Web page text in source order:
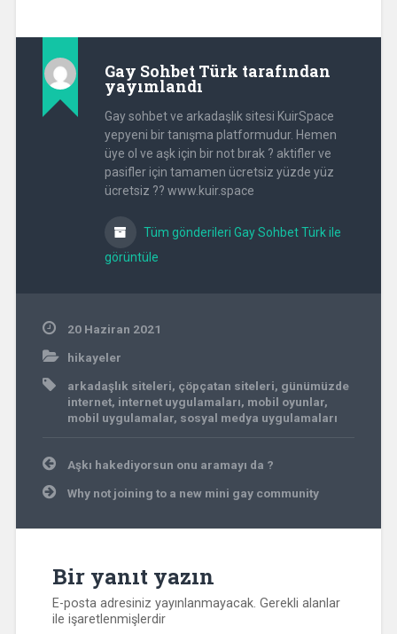
Gay Sohbet Türk tarafından
yayımlandı
Gay sohbet ve arkadaşlık sitesi KuirSpace
yepyeni bir tanışma platformudur. Hemen
üye ol ve aşk için bir not bırak ? aktifler ve
pasifler için tamamen ücretsiz yüzde yüz
ücretsiz ?? www.kuir.space
Tüm gönderileri Gay Sohbet Türk ile
görüntüle
20 Haziran 2021
hikayeler
arkadaşlık siteleri, çöpçatan siteleri, günümüzde
internet, internet uygulamaları, mobil oyunlar,
mobil uygulamalar, sosyal medya uygulamaları
Yazı
gezinmesi
Aşkı hakediyorsun onu aramayı da ?
Why not joining to a new mini gay community
Bir yanıt yazın
E-posta adresiniz yayınlanmayacak. Gerekli alanlar
ile işaretlenmişlerdir